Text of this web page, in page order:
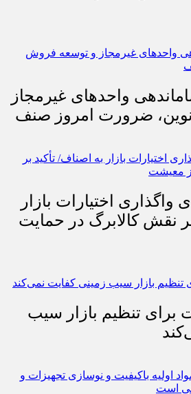
واحدهای غیرمجاز
ضرورت امروز صنف
واگذاری اختیارات بازار
نقش کالابرگ در حمایت
برای تنظیم بازار سیب